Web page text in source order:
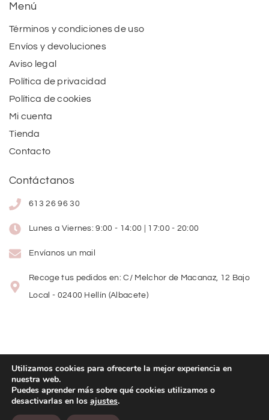
Menú
Términos y condiciones de uso
Envíos y devoluciones
Aviso legal
Política de privacidad
Política de cookies
Mi cuenta
Tienda
Contacto
Contáctanos
613 26 96 30
Lunes a Viernes: 9:00 - 14:00 | 17:00 - 20:00
Envíanos un mail
Recoge tus pedidos en: C/ Melchor de Macanaz, 12 Bajo
Local - 02400 Hellín (Albacete)
Copyright© 2026Lolitas Moda
Diseño web:
Utilizamos cookies para ofrecerte la mejor experiencia en
nuestra web.
Puedes aprender más sobre qué cookies utilizamos o
desactivarlas en los ajustes.